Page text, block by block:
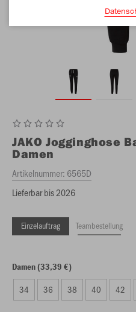
JAKO Jogginghose
Damen
Artikelnummer: 6565D
Lieferbar bis 2026
Einzelauftrag Teambestellung
Damen (33,39 €)
34 36 38 40 42